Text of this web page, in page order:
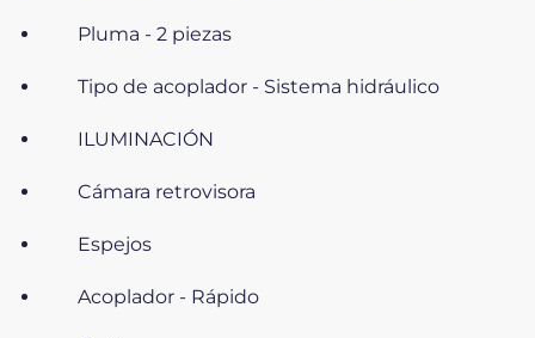
Pluma - 2 piezas
Tipo de acoplador - Sistema hidráulico
ILUMINACIÓN
Cámara retrovisora
Espejos
Acoplador - Rápido